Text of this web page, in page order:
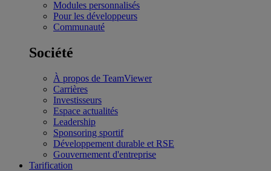
Modules personnalisés
Pour les développeurs
Communauté
Société
À propos de TeamViewer
Carrières
Investisseurs
Espace actualités
Leadership
Sponsoring sportif
Développement durable et RSE
Gouvernement d'entreprise
Tarification